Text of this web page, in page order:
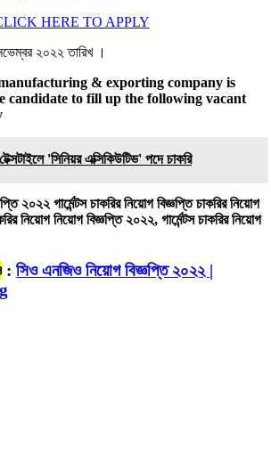
HERE TO APPLY
২০২২ তারিখ ।
& exporting company is
candidate to fill up the following vacant
'সিনিয়র এক্সিকিউটিভ' পদে চাকরি
২০২২ গার্মেন্টস চাকরির নিয়োগ বিজ্ঞপ্তি চাকরির নিয়োগ
নিয়োগ নিয়োগ বিজ্ঞপ্তি ২০২২, গার্মেন্টস চাকরির নিয়োগ
: সিও এনজিও নিয়োগ বিজ্ঞপ্তি ২০২২ |